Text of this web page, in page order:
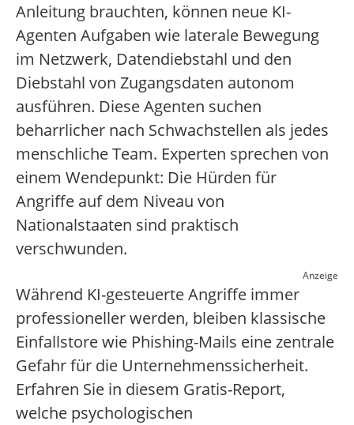
Anleitung brauchten, können neue KI-
Agenten Aufgaben wie laterale Bewegung
im Netzwerk, Datendiebstahl und den
Diebstahl von Zugangsdaten autonom
ausführen. Diese Agenten suchen
beharrlicher nach Schwachstellen als jedes
menschliche Team. Experten sprechen von
einem Wendepunkt: Die Hürden für
Angriffe auf dem Niveau von
Nationalstaaten sind praktisch
verschwunden.
Anzeige
Während KI-gesteuerte Angriffe immer
professioneller werden, bleiben klassische
Einfallstore wie Phishing-Mails eine zentrale
Gefahr für die Unternehmenssicherheit.
Erfahren Sie in diesem Gratis-Report,
welche psychologischen